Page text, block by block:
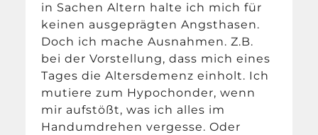
in Sachen Altern halte ich mich für
keinen ausgeprägten Angsthasen.
Doch ich mache Ausnahmen. Z.B.
bei der Vorstellung, dass mich eines
Tages die Altersdemenz einholt. Ich
mutiere zum Hypochonder, wenn
mir aufstößt, was ich alles im
Handumdrehen vergesse. Oder